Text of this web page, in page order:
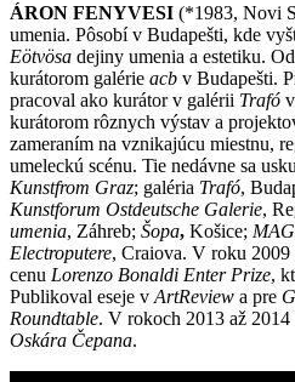
ÁRON FENYVESI (*1983, Novi
umenia. Pôsobí v Budapešti, kde
Eötvösa dejiny umenia a estetiku.
kurátorom galérie acb v Budapešti.
pracoval ako kurátor v galérii Trafó
kurátorom rôznych výstav a
zameraním na vznikajúcu miestnu,
umeleckú scénu. Tie nedávne sa
Kunstfrom Graz; galéria Trafó,
Kunstforum Ostdeutsche Galerie,
umenia, Záhreb; Šopa, Košice;
Electroputere, Craiova. V roku
cenu Lorenzo Bonaldi Enter Prize,
Publikoval eseje v ArtReview a pre
Roundtable. V rokoch 2013 až
Oskára Čepana.